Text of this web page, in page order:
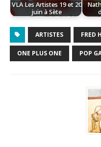
VLA Les Artistes 19 et 20
juin à Sète
ARTISTES FRED
ONE PLUS ONE POP